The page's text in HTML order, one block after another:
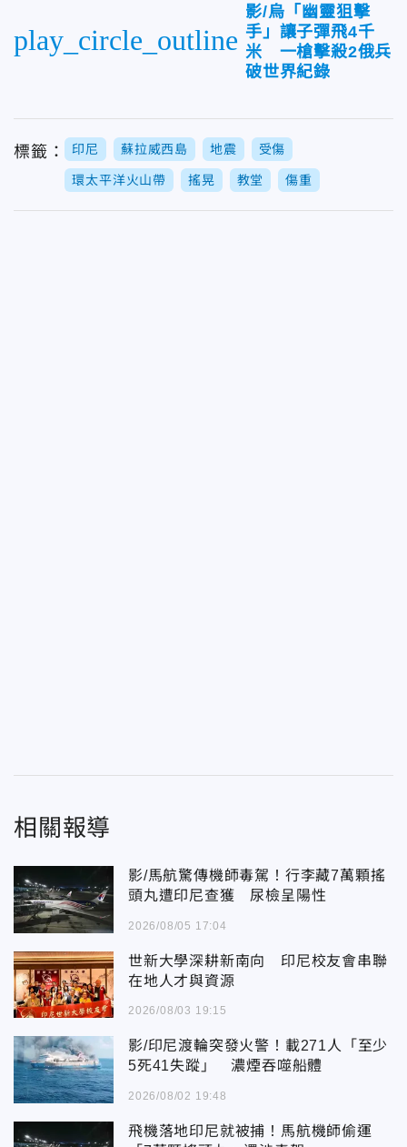
play_circle_outline
影/烏「幽靈狙擊
手」讓子彈飛4千
米 一槍擊殺2俄兵
破世界紀錄
標籤： 印尼 蘇拉威西島 地震 受傷
環太平洋火山帶 搖晃 教堂 傷重
相關報導
影/馬航驚傳機師毒駕！行李藏7萬顆搖
頭丸遭印尼查獲 尿檢呈陽性
2026/08/05 17:04
世新大學深耕新南向 印尼校友會串聯
在地人才與資源
2026/08/03 19:15
影/印尼渡輪突發火警！載271人「至少
5死41失蹤」 濃煙吞噬船體
2026/08/02 19:48
飛機落地印尼就被捕！馬航機師偷運